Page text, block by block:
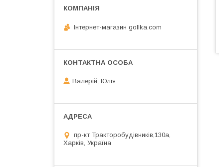
Інтернет-магазин gollka.com
Валерій, Юлія
пр-кт Тракторобудівників,130а,
Харків, Україна